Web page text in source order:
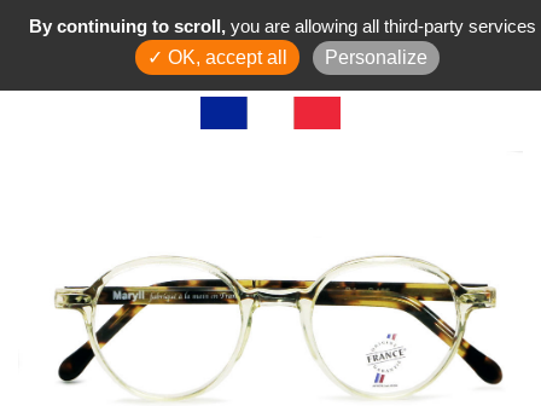
By continuing to scroll, you are allowing all third-party services
✓ OK, accept all
Personalize